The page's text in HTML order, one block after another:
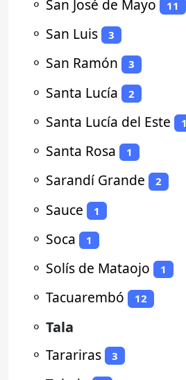
⚬ San José de Mayo 11
⚬ San Luis 3
⚬ San Ramón 3
⚬ Santa Lucía 2
⚬ Santa Lucía del Este 1
⚬ Santa Rosa 1
⚬ Sarandí Grande 2
⚬ Sauce 1
⚬ Soca 1
⚬ Solís de Mataojo 1
⚬ Tacuarembó 12
⚬ Tala
⚬ Tarariras 3